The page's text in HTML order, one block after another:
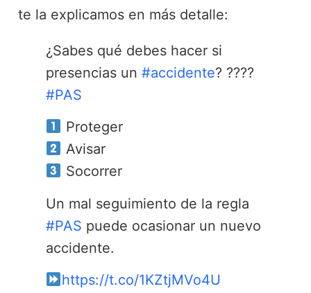
te la explicamos en más detalle:
¿Sabes qué debes hacer si
presencias un #accidente? ????
#PAS
Proteger
Avisar
Socorrer
Un mal seguimiento de la regla
#PAS puede ocasionar un nuevo
accidente.
https://t.co/1KZtjMVo4U